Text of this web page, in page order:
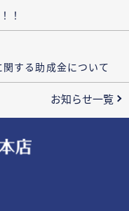
！
する助成金について
お知らせ一覧